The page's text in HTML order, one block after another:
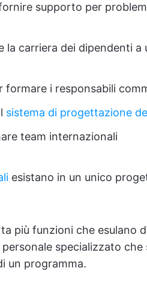
supporto per
la carriera dei dipendenti a
formare i responsabili
sistema di progettazione
team internazionali
esistano in un unico
più funzioni che esulano
specializzato che
un programma.